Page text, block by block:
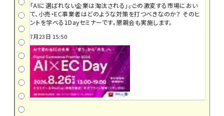
「AIに選ばれない企業は淘汰される」――。この激変する市場におい
て、小売・EC事業者はどのような対策を打つべきなのか？ そのヒ
ントを学べる1Dayセミナーです。懇親会も実施します。
7月23日 15:50